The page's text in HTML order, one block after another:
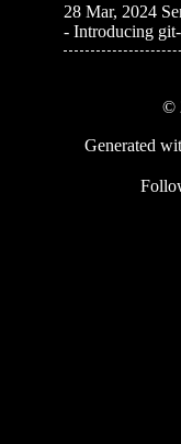
28 Mar, 2024
- Introducing
©
Generated